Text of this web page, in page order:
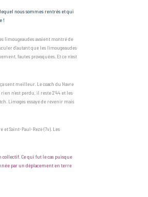
nous sommes rentrés et qui
!
limougeaudes avaient montré de
d’autant que les limougeaudes
fautes provoquées. Et ce n’est
sent meilleur. Le coach du Havre
n’est perdu, il reste 2’44 et les
Limoges essaye de revenir mais
et Saint-Paul-Rezé (7v). Les
collectif. Ce qui fut le cas puisque
par un déplacement en terre